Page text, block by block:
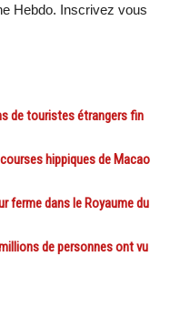
Hebdo. Inscrivez vous
de touristes étrangers fin
hippiques de Macao
ferme dans le Royaume du
de personnes ont vu